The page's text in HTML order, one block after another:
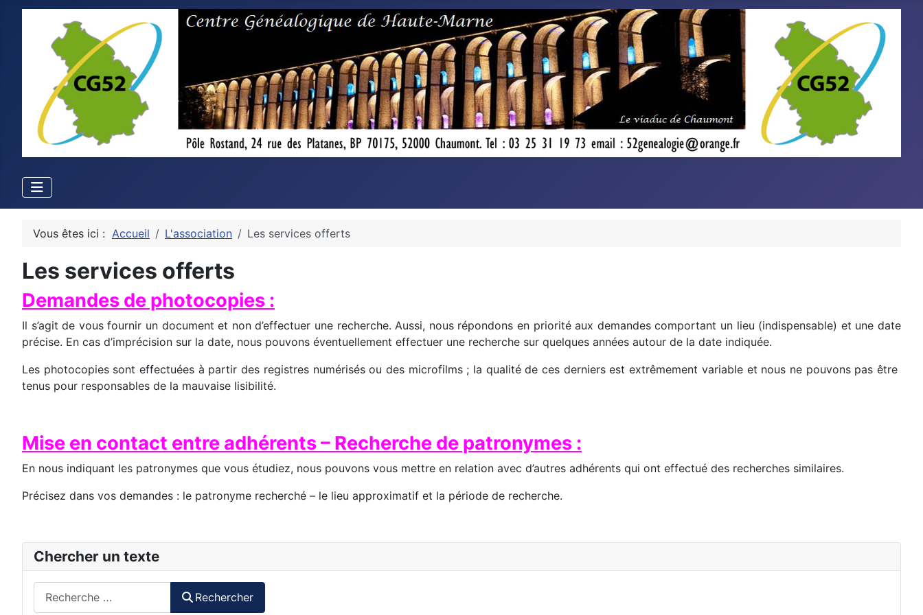
Chercher un texte
Rechercher
Vous êtes ici : Accueil L'association Les services offerts
Les services offerts
Demandes de photocopies :
Il s’agit de vous fournir un document et non d’effectuer une recherche. Aussi, nous répondons en priorité aux demandes comportant un lieu (indispensable) et une date
précise. En cas d’imprécision sur la date, nous pouvons éventuellement effectuer une recherche sur quelques années autour de la date indiquée.
Les photocopies sont effectuées à partir des registres numérisés ou des microfilms ; la qualité de ces derniers est extrêmement variable et nous ne pouvons pas être
tenus pour responsables de la mauvaise lisibilité.
Mise en contact entre adhérents – Recherche de patronymes :
En nous indiquant les patronymes que vous étudiez, nous pouvons vous mettre en relation avec d’autres adhérents qui ont effectué des recherches similaires.
Précisez dans vos demandes : le patronyme recherché – le lieu approximatif et la période de recherche.